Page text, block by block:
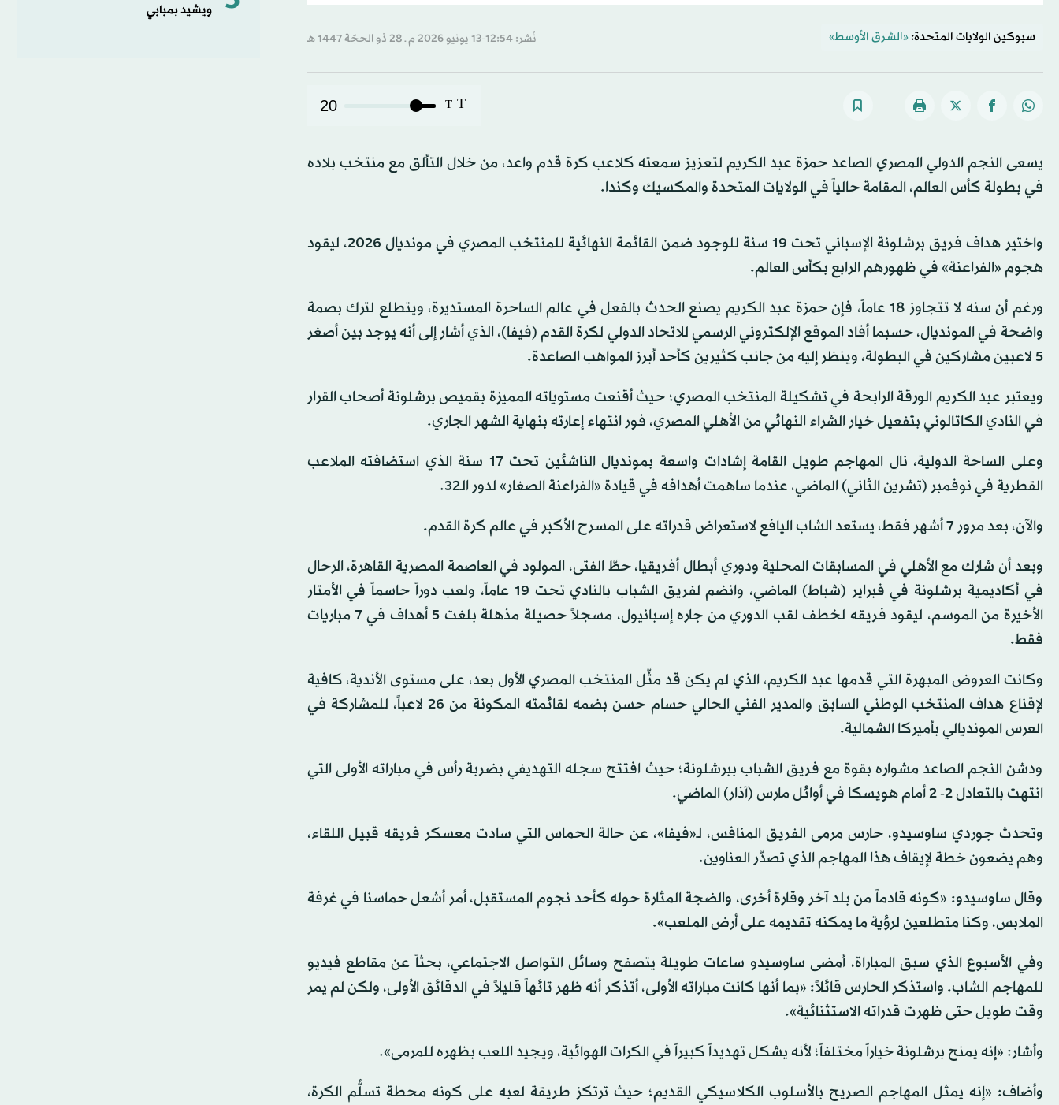
سبوكين الولايات المتحدة: «الشرق الأوسط» نُشر: 12:54-13 يونيو 2026 م ـ 28 ذو الحِجّة 1447 هـ
T
T
20
يسعى النجم الدولي المصري الصاعد حمزة عبد الكريم لتعزيز سمعته كلاعب كرة قدم واعد، من خلال التألق مع منتخب بلاده
في بطولة كأس العالم، المقامة حالياً في الولايات المتحدة والمكسيك وكندا.
واختير هداف فريق برشلونة الإسباني تحت 19 سنة للوجود ضمن القائمة النهائية للمنتخب المصري في مونديال 2026، ليقود
هجوم «الفراعنة» في ظهورهم الرابع بكأس العالم.
ورغم أن سنه لا تتجاوز 18 عاماً، فإن حمزة عبد الكريم يصنع الحدث بالفعل في عالم الساحرة المستديرة، ويتطلع لترك بصمة
واضحة في المونديال، حسبما أفاد الموقع الإلكتروني الرسمي للاتحاد الدولي لكرة القدم (فيفا)، الذي أشار إلى أنه يوجد بين أصغر
5 لاعبين مشاركين في البطولة، وينظر إليه من جانب كثيرين كأحد أبرز المواهب الصاعدة.
ويعتبر عبد الكريم الورقة الرابحة في تشكيلة المنتخب المصري؛ حيث أقنعت مستوياته المميزة بقميص برشلونة أصحاب القرار
في النادي الكاتالوني بتفعيل خيار الشراء النهائي من الأهلي المصري، فور انتهاء إعارته بنهاية الشهر الجاري.
وعلى الساحة الدولية، نال المهاجم طويل القامة إشادات واسعة بمونديال الناشئين تحت 17 سنة الذي استضافته الملاعب
القطرية في نوفمبر (تشرين الثاني) الماضي، عندما ساهمت أهدافه في قيادة «الفراعنة الصغار» لدور الـ32.
والآن، بعد مرور 7 أشهر فقط، يستعد الشاب اليافع لاستعراض قدراته على المسرح الأكبر في عالم كرة القدم.
وبعد أن شارك مع الأهلي في المسابقات المحلية ودوري أبطال أفريقيا، حطَّ الفتى، المولود في العاصمة المصرية القاهرة، الرحال
في أكاديمية برشلونة في فبراير (شباط) الماضي، وانضم لفريق الشباب بالنادي تحت 19 عاماً، ولعب دوراً حاسماً في الأمتار
الأخيرة من الموسم، ليقود فريقه لخطف لقب الدوري من جاره إسبانيول، مسجلاً حصيلة مذهلة بلغت 5 أهداف في 7 مباريات
فقط.
وكانت العروض المبهرة التي قدمها عبد الكريم، الذي لم يكن قد مثَّل المنتخب المصري الأول بعد، على مستوى الأندية، كافية
لإقناع هداف المنتخب الوطني السابق والمدير الفني الحالي حسام حسن بضمه لقائمته المكونة من 26 لاعباً، للمشاركة في
العرس المونديالي بأميركا الشمالية.
ودشن النجم الصاعد مشواره بقوة مع فريق الشباب ببرشلونة؛ حيث افتتح سجله التهديفي بضربة رأس في مباراته الأولى التي
انتهت بالتعادل 2- 2 أمام هويسكا في أوائل مارس (آذار) الماضي.
وتحدث جوردي ساوسيدو، حارس مرمى الفريق المنافس، لـ«فيفا»، عن حالة الحماس التي سادت معسكر فريقه قبيل اللقاء،
وهم يضعون خطة لإيقاف هذا المهاجم الذي تصدَّر العناوين.
وقال ساوسيدو: «كونه قادماً من بلد آخر وقارة أخرى، والضجة المثارة حوله كأحد نجوم المستقبل، أمر أشعل حماسنا في غرفة
الملابس، وكنا متطلعين لرؤية ما يمكنه تقديمه على أرض الملعب».
وفي الأسبوع الذي سبق المباراة، أمضى ساوسيدو ساعات طويلة يتصفح وسائل التواصل الاجتماعي، بحثاً عن مقاطع فيديو
للمهاجم الشاب. واستذكر الحارس قائلاً: «بما أنها كانت مباراته الأولى، أتذكر أنه ظهر تائهاً قليلاً في الدقائق الأولى، ولكن لم يمر
وقت طويل حتى ظهرت قدراته الاستثنائية».
وأشار: «إنه يمنح برشلونة خياراً مختلفاً؛ لأنه يشكل تهديداً كبيراً في الكرات الهوائية، ويجيد اللعب بظهره للمرمى».
وأضاف: «إنه يمثل المهاجم الصريح بالأسلوب الكلاسيكي القديم؛ حيث ترتكز طريقة لعبه على كونه محطة تسلُّم الكرة،
ويشيد بمبابي